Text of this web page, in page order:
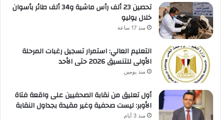
تحصين 23 ألف رأس ماشية و34 ألف طائر بأسوان
خلال يوليو
منذ 17 ساعة
التعليم العالي: استمرار تسجيل رغبات المرحلة
الأولى للتنسيق 2026 حتى الأحد
منذ يومين
أول تعليق من نقابة الصحفيين على واقعة فتاة
الأوبر: ليست صحفية وغير مقيدة بجداول النقابة
منذ 3 أيام